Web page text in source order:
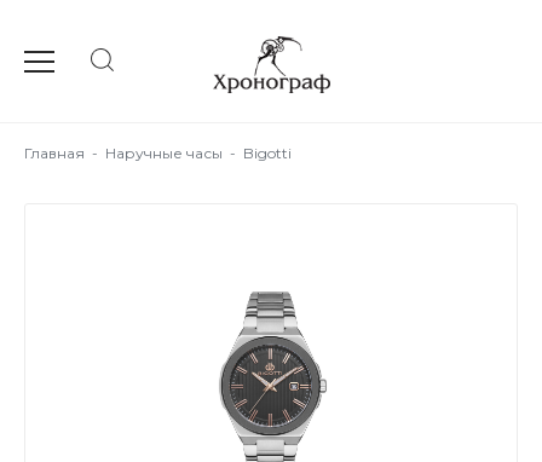
Главная - Наручные часы - Bigotti